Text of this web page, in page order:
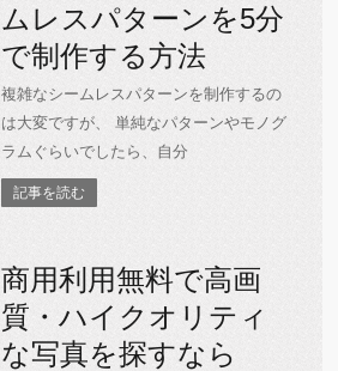
ムレスパターンを5分
で制作する方法
複雑なシームレスパターンを制作するの
は大変ですが、 単純なパターンやモノグ
ラムぐらいでしたら、自分
記事を読む
商用利用無料で高画
質・ハイクオリティ
な写真を探すなら